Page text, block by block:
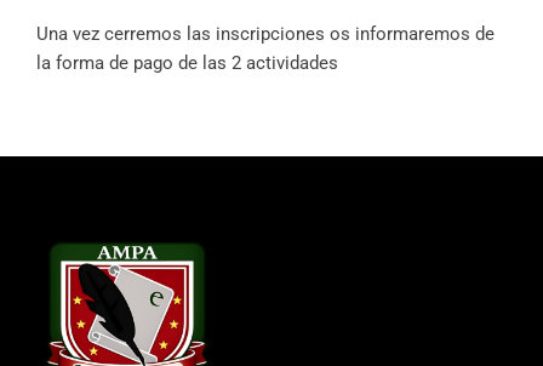
Una vez cerremos las inscripciones os informaremos de
la forma de pago de las 2 actividades